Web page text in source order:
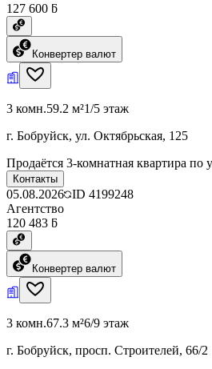
127 600 ƃ
Конвертер валют
3 комн.59.2 м²1/5 этаж
г. Бобруйск, ул. Октябрьская, 125
Продаётся 3-комнатная квартира по
Контакты
05.08.2026 ID 4199248
Агентство
120 483 ƃ
Конвертер валют
3 комн.67.3 м²6/9 этаж
г. Бобруйск, просп. Строителей, 66/2